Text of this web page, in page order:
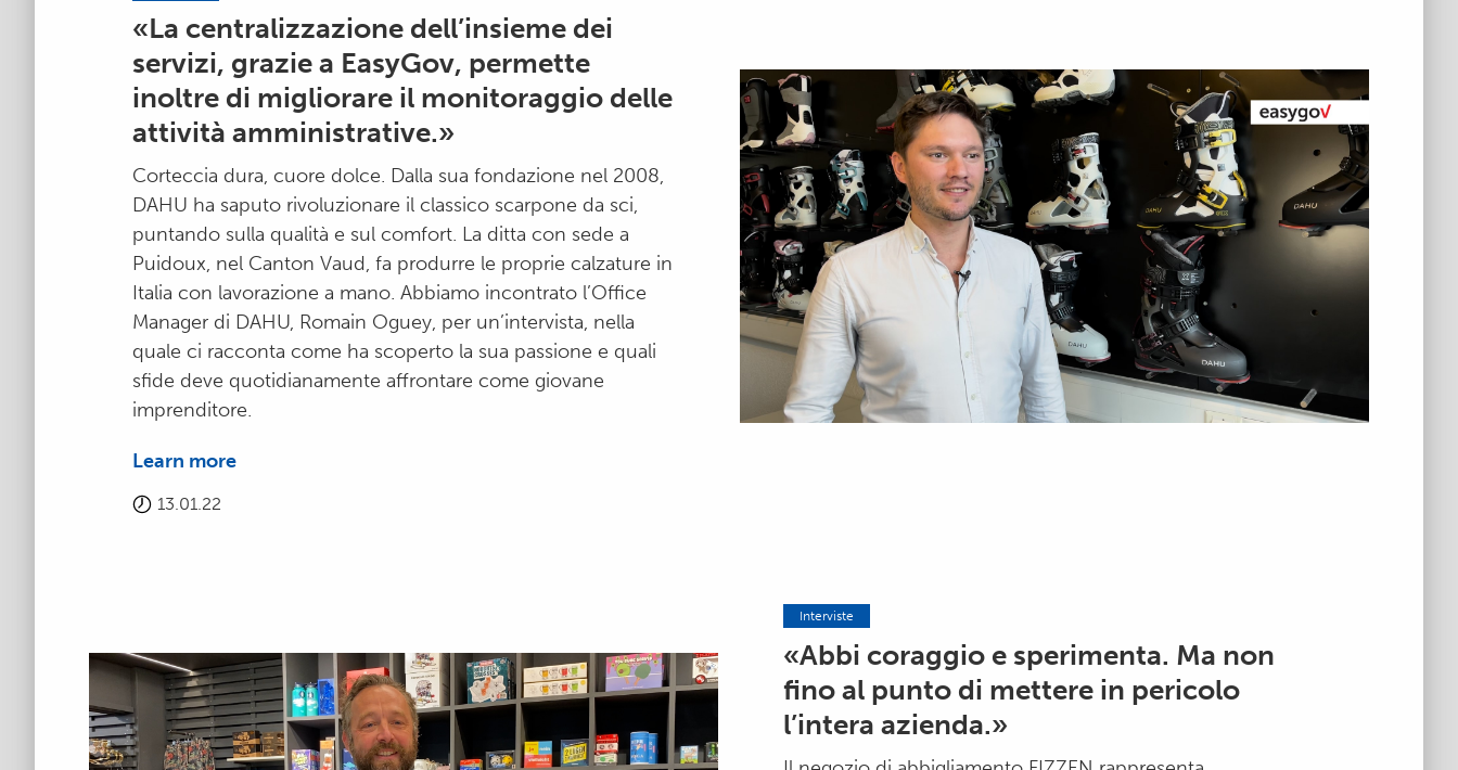
«La centralizzazione dell’insieme dei
servizi, grazie a EasyGov, permette
inoltre di migliorare il monitoraggio delle
attività amministrative.»
Corteccia dura, cuore dolce. Dalla sua fondazione nel 2008,
DAHU ha saputo rivoluzionare il classico scarpone da sci,
puntando sulla qualità e sul comfort. La ditta con sede a
Puidoux, nel Canton Vaud, fa produrre le proprie calzature in
Italia con lavorazione a mano. Abbiamo incontrato l’Office
Manager di DAHU, Romain Oguey, per un’intervista, nella
quale ci racconta come ha scoperto la sua passione e quali
sfide deve quotidianamente affrontare come giovane
imprenditore.
Learn more
13.01.22
Interviste
«Abbi coraggio e sperimenta. Ma non
fino al punto di mettere in pericolo
l’intera azienda.»